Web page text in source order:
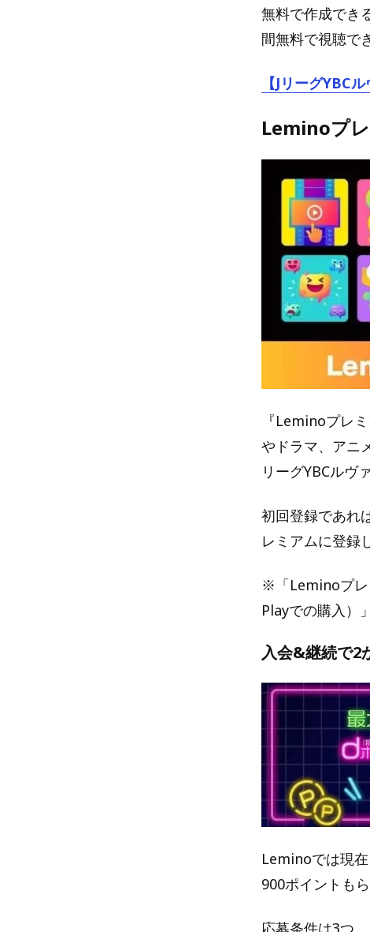
無料で作成でき
間無料で視聴で
【JリーグYBC
Leminoプ
『Leminoプレ
やドラマ、アニ
リーグYBCルヴ
初回登録であれ
レミアムに登録
※「Leminoプレ
Playでの購入）
入会&継続で2
Leminoでは現
900ポイントも
応募条件は3つ